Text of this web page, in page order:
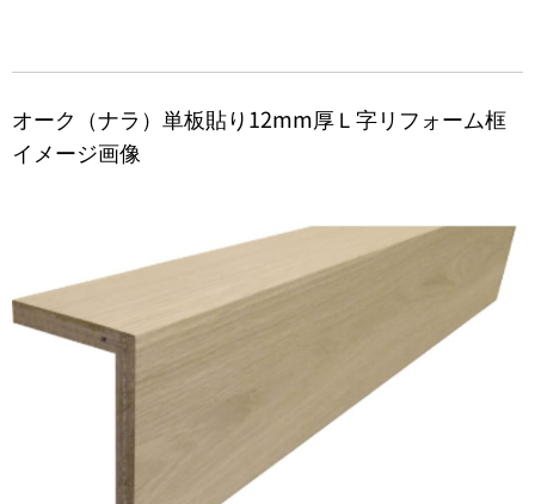
オーク（ナラ）単板貼り12mm厚Ｌ字リフォーム框
イメージ画像